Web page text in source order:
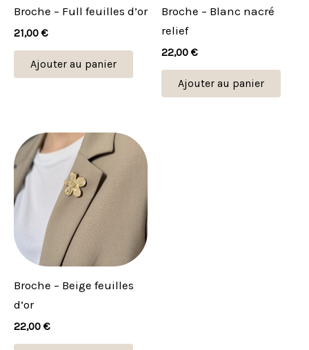
Broche – Full feuilles d’or
21,00 €
Ajouter au panier
Broche – Blanc nacré
relief
22,00 €
Ajouter au panier
Broche – Beige feuilles
d’or
22,00 €